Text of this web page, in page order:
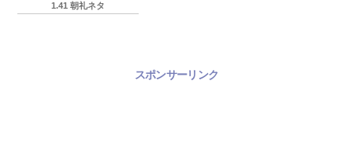
1.41 朝礼ネタ
スポンサーリンク